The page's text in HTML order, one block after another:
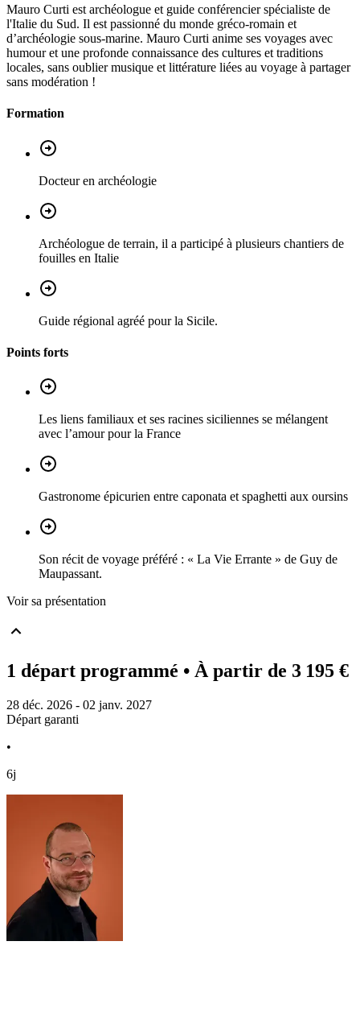
Mauro Curti est archéologue et guide conférencier spécialiste de
l'Italie du Sud. Il est passionné du monde gréco-romain et
d’archéologie sous-marine. Mauro Curti anime ses voyages avec
humour et une profonde connaissance des cultures et traditions
locales, sans oublier musique et littérature liées au voyage à partager
sans modération !
Formation
Docteur en archéologie
Archéologue de terrain, il a participé à plusieurs chantiers de
fouilles en Italie
Guide régional agréé pour la Sicile.
Points forts
Les liens familiaux et ses racines siciliennes se mélangent
avec l’amour pour la France
Gastronome épicurien entre caponata et spaghetti aux oursins
Son récit de voyage préféré : « La Vie Errante » de Guy de
Maupassant.
Voir sa présentation
1 départ programmé • À partir de 3 195 €
28 déc. 2026 - 02 janv. 2027
Départ garanti
•
6j